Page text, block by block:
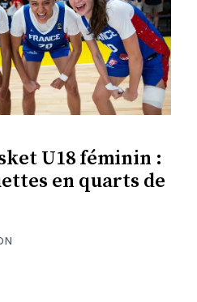
U18 féminin :
en quarts de